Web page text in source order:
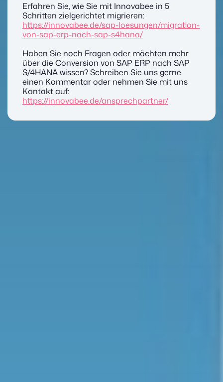
Erfahren Sie, wie Sie mit Innovabee in 5
Schritten zielgerichtet migrieren:
https://innovabee.de/sap-loesungen/migration-
von-sap-erp-nach-sap-s4hana/
Haben Sie noch Fragen oder möchten mehr
über die Conversion von SAP ERP nach SAP
S/4HANA wissen? Schreiben Sie uns gerne
einen Kommentar oder nehmen Sie mit uns
Kontakt auf:
https://innovabee.de/ansprechpartner/